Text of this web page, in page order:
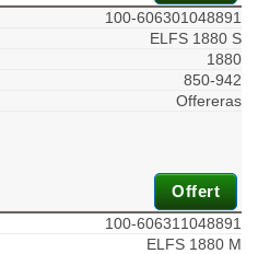
100-606301048891
ELFS 1880 S
1880
850-942
Offereras
Offert
100-606311048891
ELFS 1880 M